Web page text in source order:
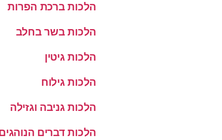
הלכות ברכת הפרות
הלכות בשר בחלב
הלכות גיטין
הלכות גילוח
הלכות גניבה וגזילה
הלכות דברים